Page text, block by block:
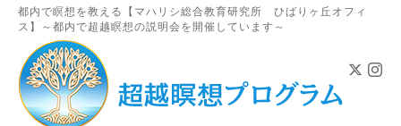
都内で瞑想を教える【マハリシ総合教育研究所 ひばりヶ丘オフィ
ス】～都内で超越瞑想の説明会を開催しています～